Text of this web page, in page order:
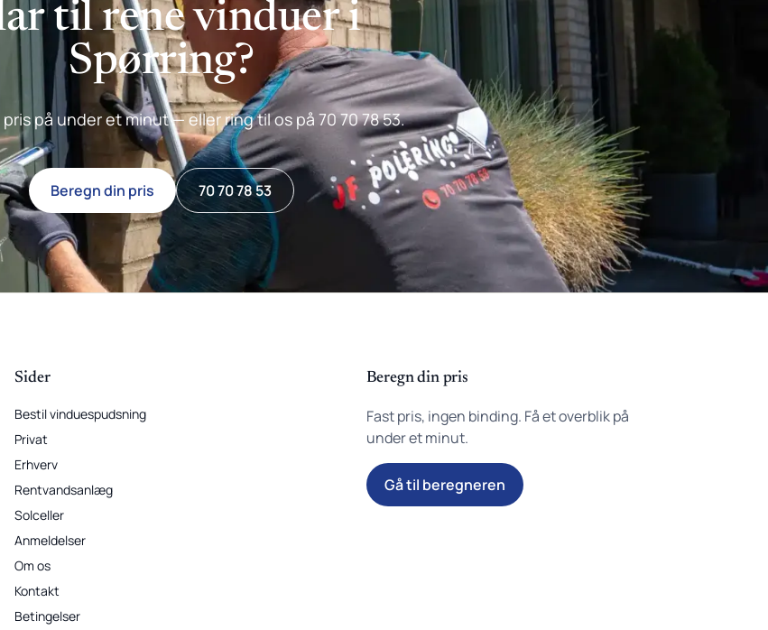
til rene vinduer i
Spørring?
på under et minut — eller ring til os på 70 70 78 53.
Beregn din pris 70 70 78 53
Sider
Bestil vinduespudsning
Privat
Erhverv
Rentvandsanlæg
Solceller
Anmeldelser
Om os
Kontakt
Betingelser
Beregn din pris
Fast pris, ingen binding. Få et overblik på
under et minut.
Gå til beregneren